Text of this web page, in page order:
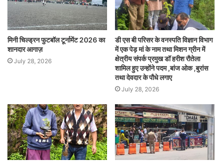
मिनी चिल्ड्रन फुटबॉल टूर्नामेंट 2026 का
शानदार आगाज़
July 28, 2026
डी एस बी परिसर के वनस्पति विज्ञान विभाग
में एक पेड़ मां के नाम तथा मिशन ग्रीन में
क्षेत्रीय संपर्क प्रमुख डॉ हरीश रौतेला
शामिल हुए उन्होंने पदम ,बांज ओक ,बुरांस
तथा देवदार के पौधे लगाए
July 28, 2026